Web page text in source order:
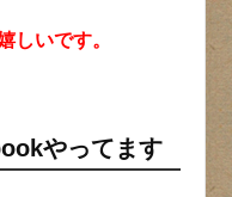
しいです。
やってます